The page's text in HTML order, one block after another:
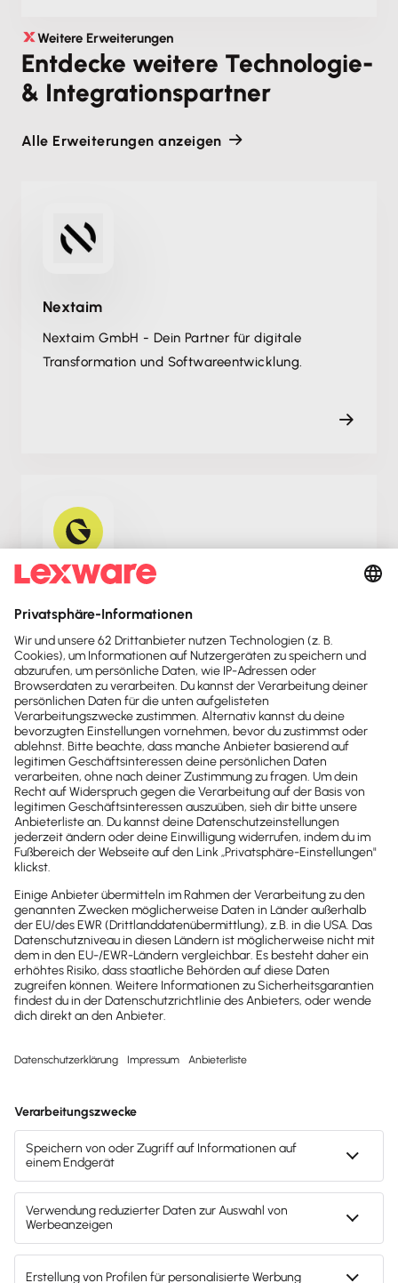
Weitere Erweiterungen
Entdecke weitere Technologie-
& Integrationspartner
Alle Erweiterungen anzeigen
Nextaim
Nextaim GmbH - Dein Partner für digitale
Transformation und Softwareentwicklung.
Lexware Office & GoCardless verknüpfen mit
SepaHeld, um Rechnungen automatisiert zu
übertragen, zu buchen und SEPA-Lastschrift-
Mandate anzufordern.
Afterbuy von Baebeca
Übertrage Rechnungsdaten (inkl. PDF Beleg) und
Kundendaten von Afterbuy nach Lexware Office.
Mach's dir leicht und gib deinem Business den
entscheidenden Push – mit unserer Software für